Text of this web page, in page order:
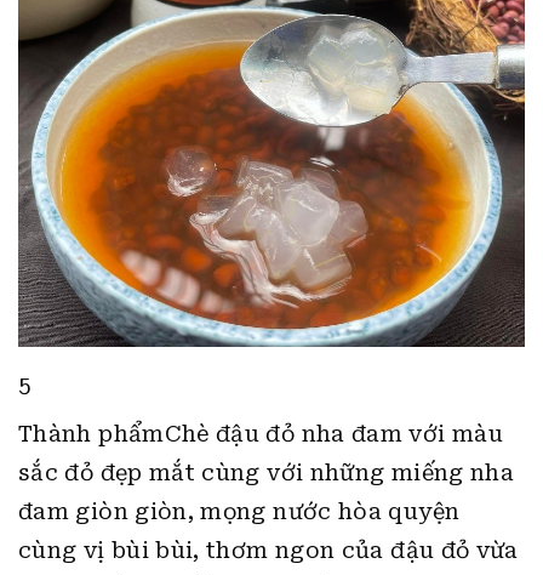
5
Thành phẩmChè đậu đỏ nha đam với màu
sắc đỏ đẹp mắt cùng với những miếng nha
đam giòn giòn, mọng nước hòa quyện
cùng vị bùi bùi, thơm ngon của đậu đỏ vừa